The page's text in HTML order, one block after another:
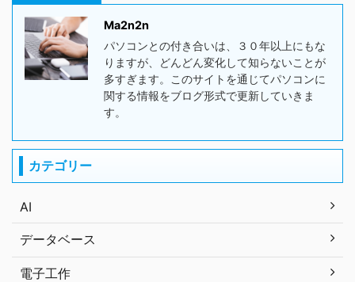
Ma2n2n
パソコンとの付き合いは、３０年以上にもな
りますが、どんどん変化して知らないことが
多すぎます。このサイトを通じてパソコンに
関する情報をブログ形式で更新していきま
す。
カテゴリー
AI
データベース
電子工作